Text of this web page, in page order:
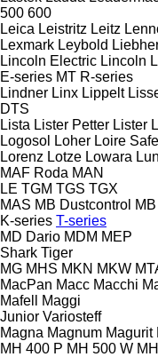
500 600
Leica Leistritz Leitz
Lexmark Leybold
Lincoln Electric Lincoln
E-series MT R-series
Lindner Linx Lippelt
DTS
Lista Lister Petter Lister
Logosol
Loher Loire Safe
Lorenz Lotze Lowara
MAF Roda MAN
LE TGM TGS TGX
MAS MB Dustcontrol MB
K-series T-series
MD Dario MDM MEP
Shark Tiger
MG MHS MKN MKW
MacPan Macc Macchi
Mafell
Maggi
Junior Variosteff
Magna Magnum Magurit
MH 400 P MH 500 W